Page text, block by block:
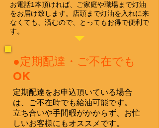
お電話1本頂ければ、ご家庭や職場まで灯油
をお届け致します。
​店頭まで灯油を入れに来
なくても、済むので、とってもお得で便利で
す。
​●定期配達・ご不在でも
OK
定期配達をお申込頂いている場合
は、ご不在時でも給油可能です。
​立ち合いや手間暇がかからず、お忙
しいお客様にもオススメです。